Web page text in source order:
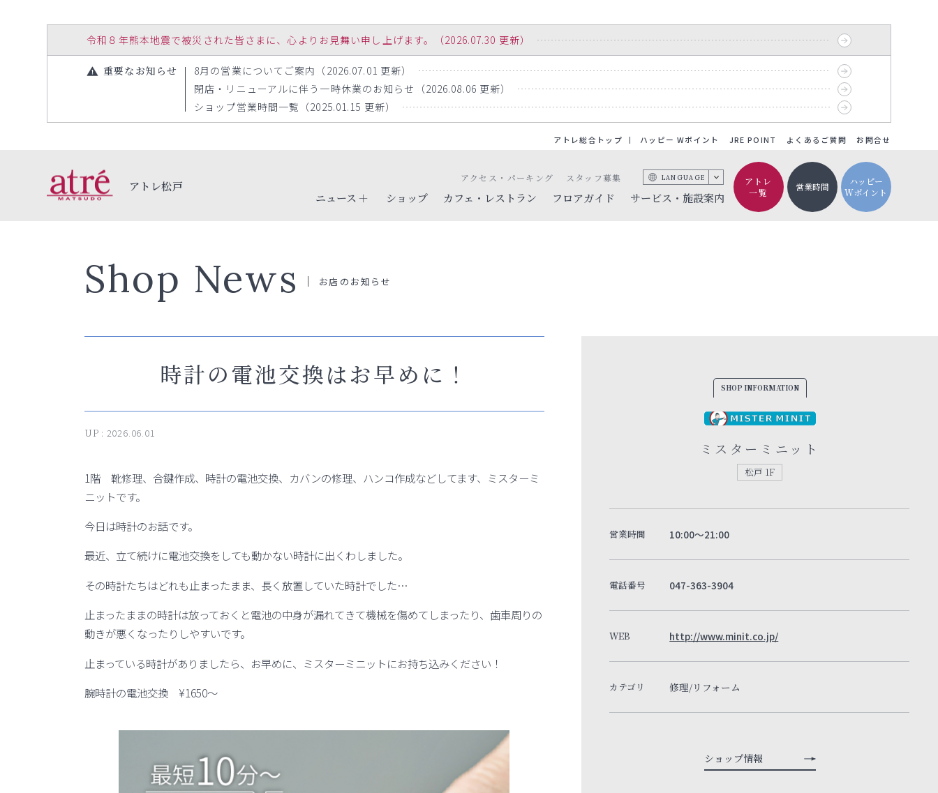
令和８年熊本地震で被災された皆さまに、心よりお見舞い申し上げます。（2026.07.30 更新）
重要なお知らせ
8月の営業についてご案内（2026.07.01 更新）
閉店・リニューアルに伴う一時休業のお知らせ（2026.08.06 更新）
ショップ営業時間一覧（2025.01.15 更新）
アトレ総合トップ ハッピー Wポイント JRE POINT よくあるご質問 お問合せ
アトレ松戸
ニュース
ショップ カフェ・レストラン フロアガイド サービス・施設案内
アクセス・パーキング スタッフ募集 LANGUAGE
アトレ
一覧
営業時間
ハッピー
Wポイント
Shop News お店のお知らせ
時計の電池交換はお早めに！
UP : 2026.06.01
1階 靴修理、合鍵作成、時計の電池交換、カバンの修理、ハンコ作成などしてます、ミスターミ
ニットです。
今日は時計のお話です。
最近、立て続けに電池交換をしても動かない時計に出くわしました。
その時計たちはどれも止まったまま、長く放置していた時計でした…
止まったままの時計は放っておくと電池の中身が漏れてきて機械を傷めてしまったり、歯車周りの
動きが悪くなったりしやすいです。
止まっている時計がありましたら、お早めに、ミスターミニットにお持ち込みください！
腕時計の電池交換 ¥1650〜
SHOP INFORMATION
ミスターミニット
松戸 1F
営業時間 10:00～21:00
電話番号 047-363-3904
WEB http://www.minit.co.jp/
カテゴリ 修理/リフォーム
ショップ情報